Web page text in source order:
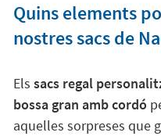
Quins elements
nostres sacs de
Els sacs regal
bossa gran amb cordó
aquelles sorpreses que